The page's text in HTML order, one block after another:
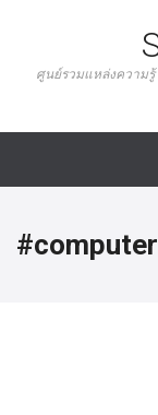
ศูนย์รวมแหล่งความ